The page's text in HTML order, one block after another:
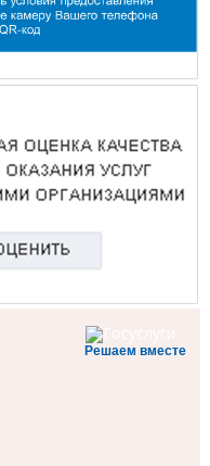
Решаем вместе